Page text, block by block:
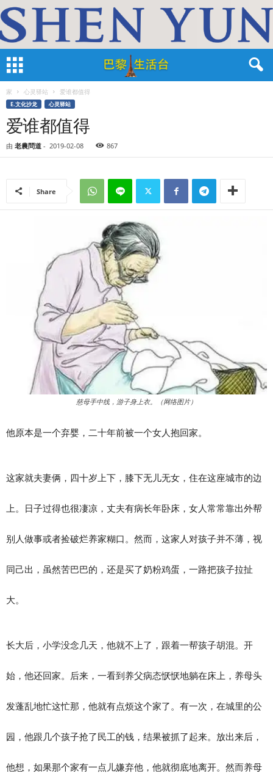
家 心灵驿站 爱谁都值得
E.文化沙龙 心灵驿站
爱谁都值得
由 老農問道 - 2019-02-08 867
Share
慈母手中线，游子身上衣。（网络图片）
他原本是一个弃婴，二十年前被一个女人抱回家。
这家就夫妻俩，四十岁上下，膝下无儿无女，住在这座城市的边
上。日子过得也很凄凉，丈夫有病长年卧床，女人常常靠出外帮
别人做事或者捡破烂养家糊口。然而，这家人对孩子并不薄，视
同己出，虽然苦巴巴的，还是买了奶粉鸡蛋，一路把孩子拉扯
大。
长大后，小学没念几天，他就不上了，跟着一帮孩子胡混。开
始，他还回家。后来，一看到养父病态恹恹地躺在床上，养母头
发蓬乱地忙这忙那，他就有点烦这个家了。有一次，在城里的公
园，他跟几个孩子抢了民工的钱，结果被抓了起来。放出来后，
他想，如果那个家有一点儿嫌弃他，他就彻底地离开。然而养母